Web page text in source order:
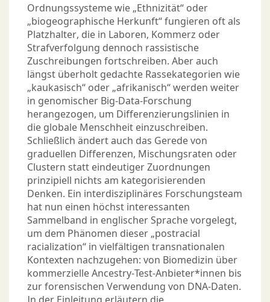
Ordnungssysteme wie „Ethnizität“ oder
„biogeographische Herkunft“ fungieren oft als
Platzhalter, die in Laboren, Kommerz oder
Strafverfolgung dennoch rassistische
Zuschreibungen fortschreiben. Aber auch
längst überholt gedachte Rassekategorien wie
„kaukasisch“ oder „afrikanisch“ werden weiter
in genomischer Big-Data-Forschung
herangezogen, um Differenzierungslinien in
die globale Menschheit einzuschreiben.
Schließlich ändert auch das Gerede von
graduellen Differenzen, Mischungsraten oder
Clustern statt eindeutiger Zuordnungen
prinzipiell nichts am kategorisierenden
Denken. Ein interdisziplinäres Forschungsteam
hat nun einen höchst interessanten
Sammelband in englischer Sprache vorgelegt,
um dem Phänomen dieser „postracial
racialization“ in vielfältigen transnationalen
Kontexten nachzugehen: von Biomedizin über
kommerzielle Ancestry-Test-Anbieter*innen bis
zur forensischen Verwendung von DNA-Daten.
In der Einleitung erläutern die